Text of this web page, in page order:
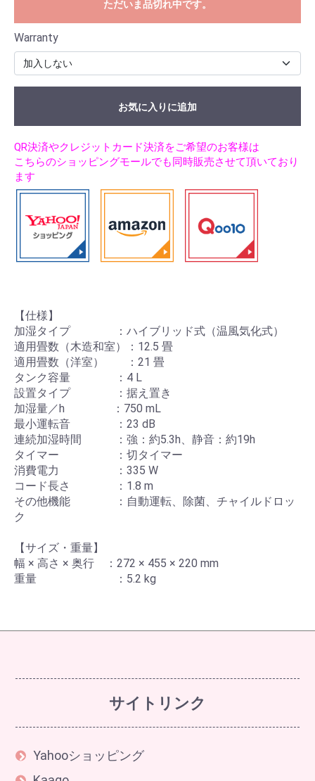
ただいま品切れ中です。
Warranty
お気に入りに追加
QR決済やクレジットカード決済をご希望のお客様は
こちらのショッピングモールでも同時販売させて頂いており
ます
【仕様】
加湿タイプ ：ハイブリッド式（温風気化式）
適用畳数（木造和室）：12.5 畳
適用畳数（洋室） ：21 畳
タンク容量 ：4 L
設置タイプ ：据え置き
加湿量／h ：750 mL
最小運転音 ：23 dB
連続加湿時間 ：強：約5.3h、静音：約19h
タイマー ：切タイマー
消費電力 ：335 W
コード長さ ：1.8 m
その他機能 ：自動運転、除菌、チャイルドロッ
ク
【サイズ・重量】
幅 × 高さ × 奥行 ：272 × 455 × 220 mm
重量 ：5.2 kg
サイトリンク
Yahooショッピング